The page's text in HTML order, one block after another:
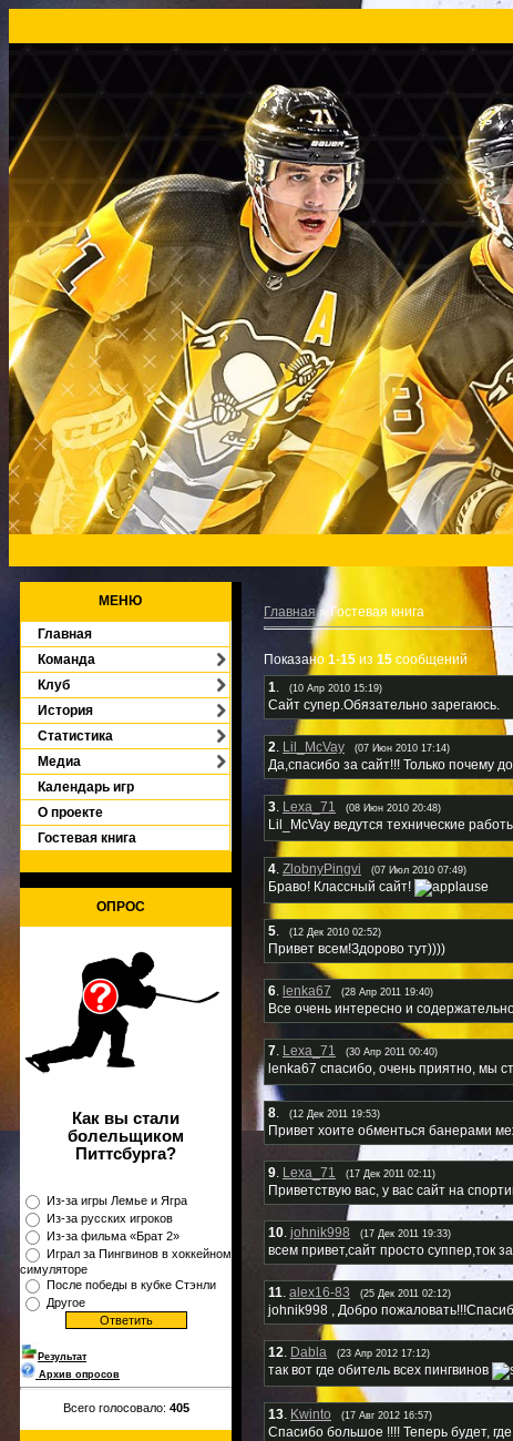
МЕНЮ
Главная
Команда
Клуб
История
Статистика
Медиа
Календарь игр
О проекте
Гостевая книга
ОПРОС
Как вы стали
болельщиком
Питтсбурга?
Из-за игры Лемье и Ягра
Из-за русских игроков
Из-за фильма «Брат 2»
Играл за Пингвинов в хоккейном
симуляторе
После победы в кубке Стэнли
Другое
Результат
Архив опросов
Всего голосовало: 405
Главная»Гостевая книга
Показано 1-15 из 15 сообщений
1
(10 Апр 2010 15:19)
Сайт супер.Обязательно зарегаюсь.
2 Lil_McVay (07 Июн 2010 17:14)
Да,спасибо за сайт!!! Только почему
3 Lexa_71 (08 Июн 2010 20:48)
Lil_McVay ведутся технические
4 ZlobnyPingvi (07 Июл 2010 07:49)
Браво! Классный сайт!
5 (12 Дек 2010 02:52)
Привет всем!Здорово тут))))
6 lenka67 (28 Апр 2011 19:40)
Все очень интересно и
7 Lexa_71 (30 Апр 2011 00:40)
lenka67 спасибо, очень приятно, мы
8 (12 Дек 2011 19:53)
Привет хоите обменться банерами
9 Lexa_71 (17 Дек 2011 02:11)
Приветствую вас, у вас сайт на
10 johnik998 (17 Дек 2011 19:33)
всем привет,сайт просто суппер,ток
11 alex16-83 (25 Дек 2011 02:12)
johnik998 , Добро
12 Dabla (23 Апр 2012 17:12)
так вот где обитель всех пингвинов
13 Kwinto (17 Авг 2012 16:57)
Спасибо большое !!!! Теперь будет,